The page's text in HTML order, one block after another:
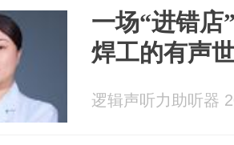
一场“进错店
焊工的有声
逻辑声听力助听器